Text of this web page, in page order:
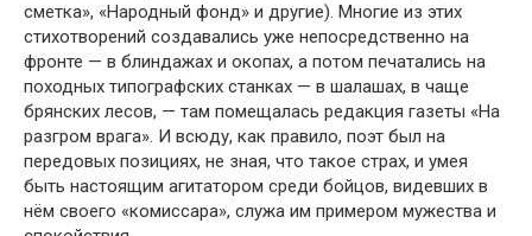
сметка», «Народный фонд» и другие). Многие из этих
стихотворений создавались уже непосредственно на
фронте — в блиндажах и окопах, а потом печатались на
походных типографских станках — в шалашах, в чаще
брянских лесов, — там помещалась редакция газеты «На
разгром врага». И всюду, как правило, поэт был на
передовых позициях, не зная, что такое страх, и умея
быть настоящим агитатором среди бойцов, видевших в
нём своего «комиссара», служа им примером мужества и